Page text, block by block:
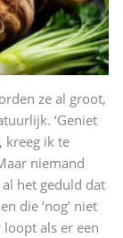
ze al groot,
‘Geniet
kreeg ik te
niemand
het geduld dat
die ‘nog’ niet
als er een